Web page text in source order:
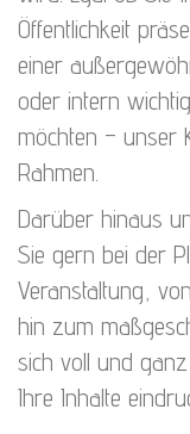
Öffentlichkeit
einer
oder intern
möchten – unser
Rahmen.
Darüber hinaus
Sie gern bei der
Veranstaltung,
hin zum
sich voll und
Ihre Inhalte